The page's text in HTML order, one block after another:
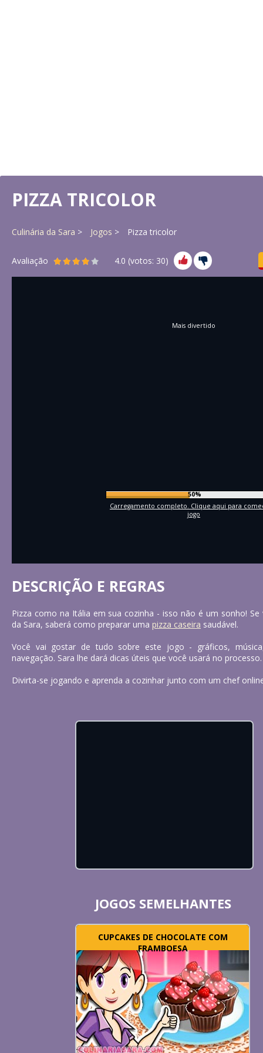
PIZZA TRICOLOR
Culinária da Sara Jogos Pizza tricolor
Avaliação 4.0 (votos: 30)
Mais divertido
52%
Carregamento completo. Clique aqui para
jogo
DESCRIÇÃO E REGRAS
Pizza como na Itália em sua cozinha - isso não é um sonho!
da Sara, saberá como preparar uma pizza caseira saudável.
Você vai gostar de tudo sobre este jogo - gráficos,
navegação. Sara lhe dará dicas úteis que você usará no processo.
Divirta-se jogando e aprenda a cozinhar junto com um chef
JOGOS SEMELHANTES
CUPCAKES DE CHOCOLATE COM
FRAMBOESA